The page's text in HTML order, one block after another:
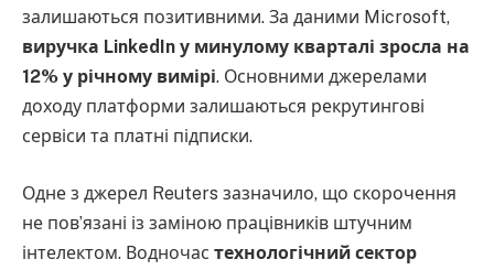
залишаються позитивними. За даними Microsoft,
виручка LinkedIn у минулому кварталі зросла на
12% у річному вимірі. Основними джерелами
доходу платформи залишаються рекрутингові
сервіси та платні підписки.
Одне з джерел Reuters зазначило, що скорочення
не пов’язані із заміною працівників штучним
інтелектом. Водночас технологічний сектор